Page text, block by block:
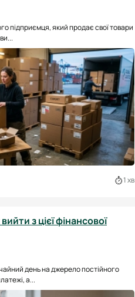
підприємця, який продає свої товари
1 хв
з цієї фінансової
день на джерело постійного
а...